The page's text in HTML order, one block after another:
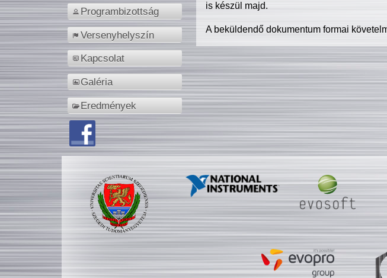
Programbizottság
Versenyhelyszín
Kapcsolat
Galéria
Eredmények
is készül majd.
A beküldendő dokumentum formai